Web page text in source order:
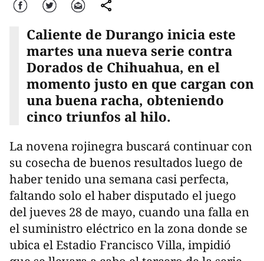
Facebook Twitter Correo comparte
Caliente de Durango inicia este
martes una nueva serie contra
Dorados de Chihuahua, en el
momento justo en que cargan con
una buena racha, obteniendo
cinco triunfos al hilo.
La novena rojinegra buscará continuar con
su cosecha de buenos resultados luego de
haber tenido una semana casi perfecta,
faltando solo el haber disputado el juego
del jueves 28 de mayo, cuando una falla en
el suministro eléctrico en la zona donde se
ubica el Estadio Francisco Villa, impidió